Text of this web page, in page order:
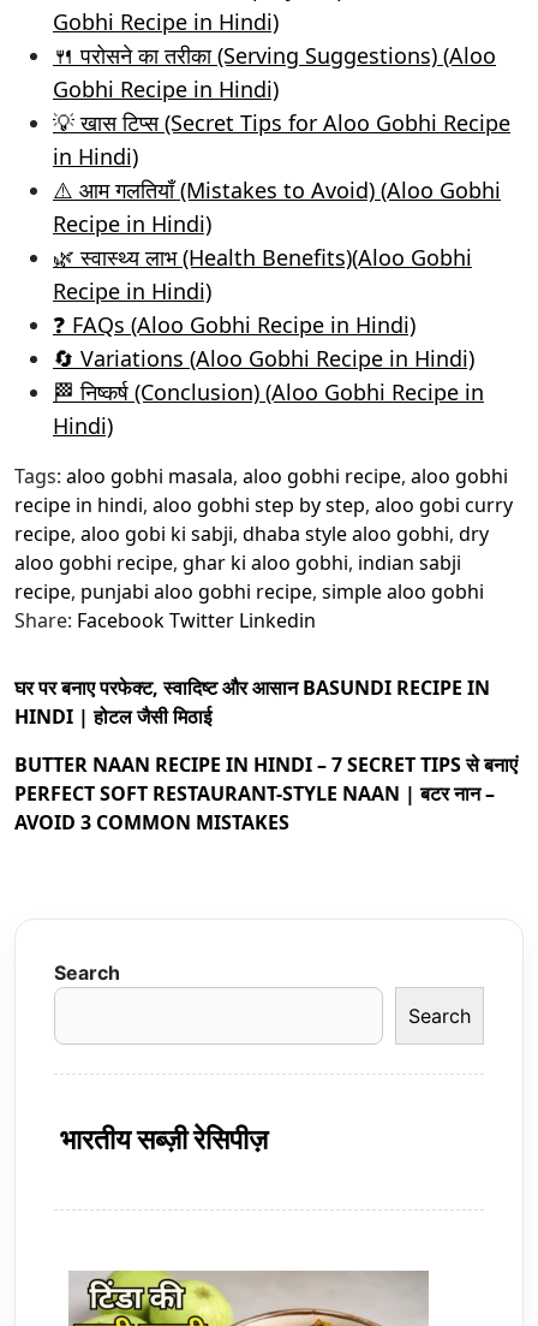
Gobhi Recipe in Hindi)
🍴 परोसने का तरीका (Serving Suggestions) (Aloo
Gobhi Recipe in Hindi)
💡 खास टिप्स (Secret Tips for Aloo Gobhi Recipe
in Hindi)
⚠️ आम गलतियाँ (Mistakes to Avoid) (Aloo Gobhi
Recipe in Hindi)
🌿 स्वास्थ्य लाभ (Health Benefits)(Aloo Gobhi
Recipe in Hindi)
❓ FAQs (Aloo Gobhi Recipe in Hindi)
🔄 Variations (Aloo Gobhi Recipe in Hindi)
🏁 निष्कर्ष (Conclusion) (Aloo Gobhi Recipe in
Hindi)
Tags: aloo gobhi masala, aloo gobhi recipe, aloo gobhi
recipe in hindi, aloo gobhi step by step, aloo gobi curry
recipe, aloo gobi ki sabji, dhaba style aloo gobhi, dry
aloo gobhi recipe, ghar ki aloo gobhi, indian sabji
recipe, punjabi aloo gobhi recipe, simple aloo gobhi
Share: FacebookTwitter Linkedin
घर पर बनाए परफेक्ट, स्वादिष्ट और आसान BASUNDI RECIPE IN
HINDI | होटल जैसी मिठाई
BUTTER NAAN RECIPE IN HINDI – 7 SECRET TIPS से बनाएं
PERFECT SOFT RESTAURANT-STYLE NAAN | बटर नान –
AVOID 3 COMMON MISTAKES
Search
Search
भारतीय सब्ज़ी रेसिपीज़